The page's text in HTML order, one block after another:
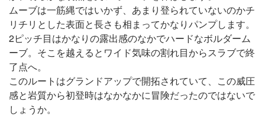
ムーブは一筋縄ではいかず、あまり登られていないのかチ
リチリとした表面と長さも相まってかなりパンプします。
2ピッチ目はかなりの露出感のなかでハードなボルダーム
ーブ。そこを越えるとワイド気味の割れ目からスラブで終
了点へ。
このルートはグランドアップで開拓されていて、この威圧
感と岩質から初登時はなかなかに冒険だったのではないで
しょうか。